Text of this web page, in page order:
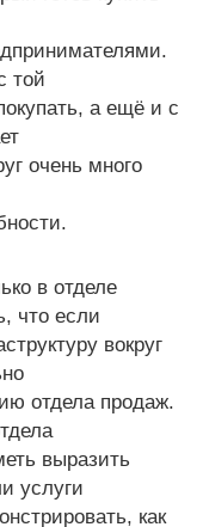
той
а ещё и с
очень много
в отделе
что если
вокруг
отдела продаж.
выразить
услуги
как